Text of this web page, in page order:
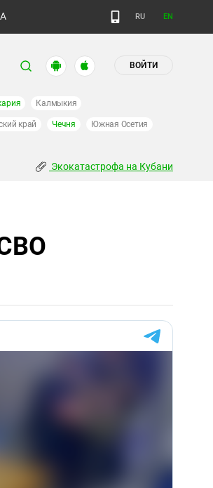
RU EN
ВОЙТИ
Калмыкия
край Чечня Южная Осетия
Экокатастрофа на Кубани